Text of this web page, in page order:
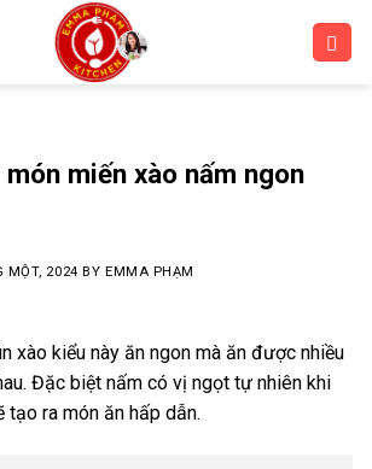
miến xào nấm ngon
MỘT, 2024 BY EMMA PHẠM
xào kiểu này ăn ngon mà ăn được nhiều
Đặc biệt nấm có vị ngọt tự nhiên khi
tạo ra món ăn hấp dẫn.